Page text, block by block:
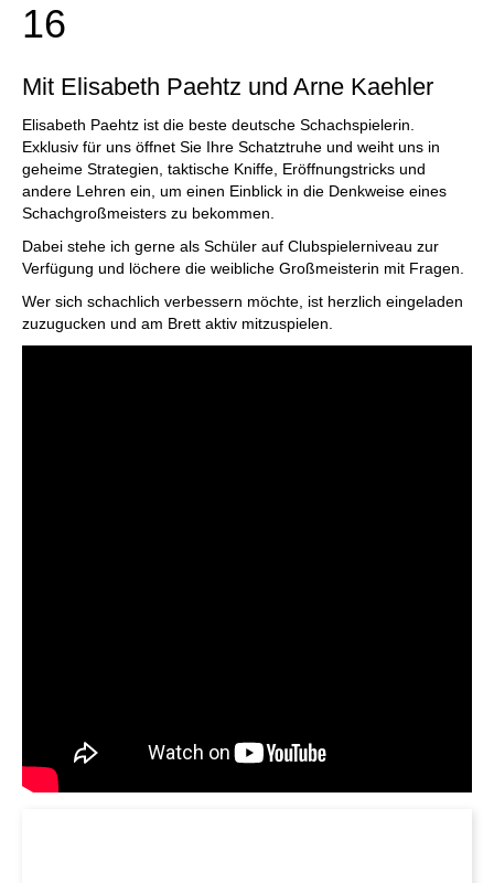
16
Mit Elisabeth Paehtz und Arne Kaehler
Elisabeth Paehtz ist die beste deutsche Schachspielerin.
Exklusiv für uns öffnet Sie Ihre Schatztruhe und weiht uns in
geheime Strategien, taktische Kniffe, Eröffnungstricks und
andere Lehren ein, um einen Einblick in die Denkweise eines
Schachgroßmeisters zu bekommen.
Dabei stehe ich gerne als Schüler auf Clubspielerniveau zur
Verfügung und löchere die weibliche Großmeisterin mit Fragen.
Wer sich schachlich verbessern möchte, ist herzlich eingeladen
zuzugucken und am Brett aktiv mitzuspielen.